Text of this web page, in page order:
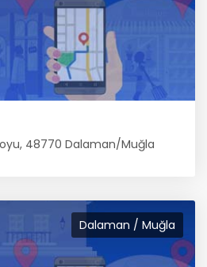
48770 Dalaman/Muğla
Dalaman / Muğla